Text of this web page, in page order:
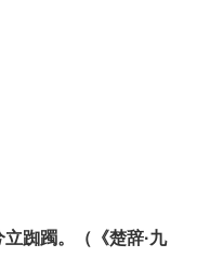
踟躅。（《楚辞·九